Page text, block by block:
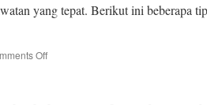
yang tepat. Berikut ini beberapa
Offon